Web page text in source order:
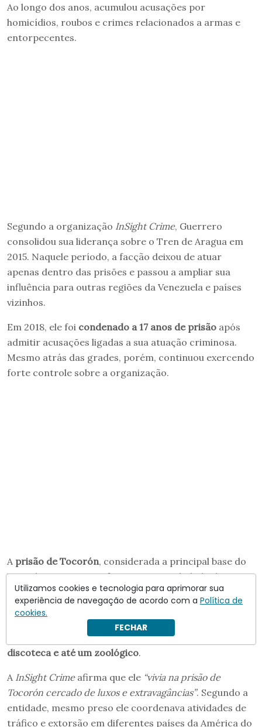
Ao longo dos anos, acumulou acusações por
homicídios, roubos e crimes relacionados a armas e
entorpecentes.
Segundo a organização InSight Crime, Guerrero
consolidou sua liderança sobre o Tren de Aragua em
2015. Naquele período, a facção deixou de atuar
apenas dentro das prisões e passou a ampliar sua
influência para outras regiões da Venezuela e países
vizinhos.
Em 2018, ele foi condenado a 17 anos de prisão após
admitir acusações ligadas a sua atuação criminosa.
Mesmo atrás das grades, porém, continuou exercendo
forte controle sobre a organização.
A prisão de Tocorón, considerada a principal base do
Tren de Aragua, transformou-se em símbolo desse
poder. De acordo com investigações, Guerrero vivia
em umaresidência de dois andares dentro do
complexo penitenciárioe desfrutava de estruturas
incomuns para um presídio, incluindo
discoteca e até um zoológico.
A InSight Crime afirma que ele “vivia na prisão de
Tocorón cercado de luxos e extravagâncias”. Segundo a
entidade, mesmo preso ele coordenava atividades de
tráfico e extorsão em diferentes países da América do
Utilizamos cookies e tecnologia para aprimorar sua
experiência de navegação de acordo com a Política de
cookies.
FECHAR